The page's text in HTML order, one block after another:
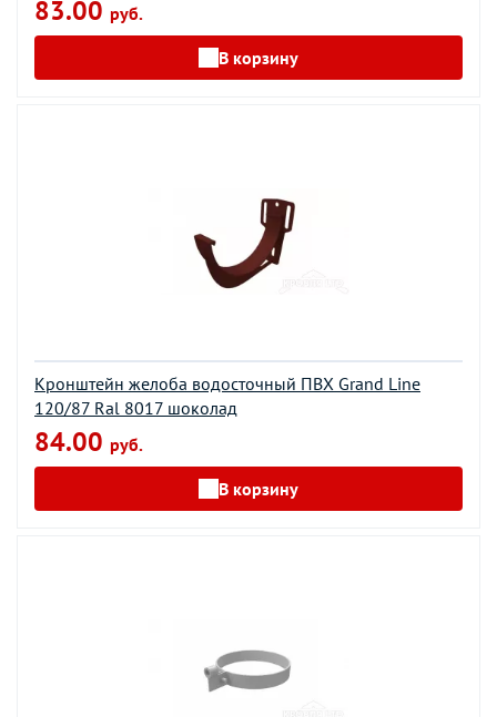
83.00 руб.
В корзину
Кронштейн желоба водосточный ПВХ Grand Line
120/87 Ral 8017 шоколад
84.00 руб.
В корзину